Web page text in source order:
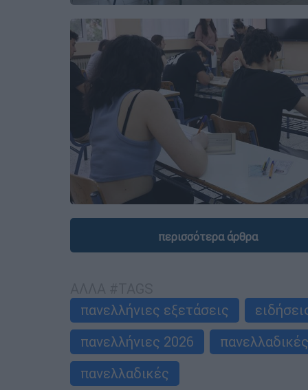
περισσότερα άρθρα
πανελλήνιες εξετάσεις
πανελλήνιες 2026
πανελλαδικές